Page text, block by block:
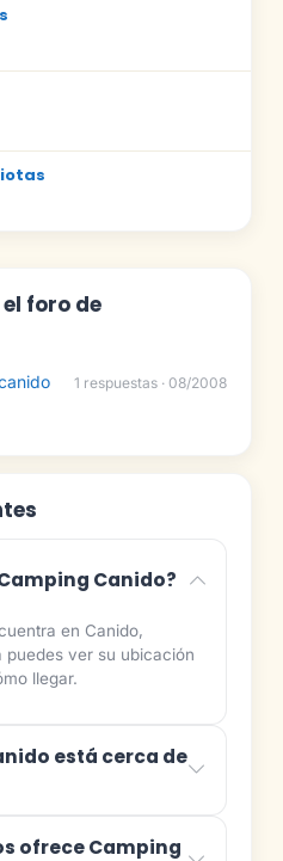
foro de
1 respuestas · 08/2008
Canido?
en Canido,
puedes ver su ubicación
llegar.
está cerca de
ofrece Camping